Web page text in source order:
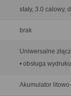
stały, 3.0 calowy,
brak
Uniwersalne
• obsługa
Akumulator